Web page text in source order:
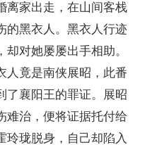
离家出走，在山间客栈
的黑衣人。黑衣人行迹
对她屡屡出手相助。
人竟是南侠展昭，此番
了襄阳王的罪证。展昭
难治，便将证据托付给
玲珑脱身，自己却陷入